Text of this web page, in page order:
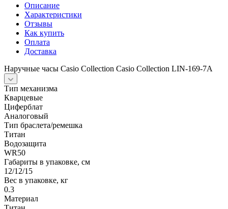
Описание
Характеристики
Отзывы
Как купить
Оплата
Доставка
Наручные часы Casio Collection Casio Collection LIN-169-7A
Тип механизма
Кварцевые
Циферблат
Аналоговый
Тип браслета/ремешка
Титан
Водозащита
WR50
Габариты в упаковке, см
12/12/15
Вес в упаковке, кг
0.3
Материал